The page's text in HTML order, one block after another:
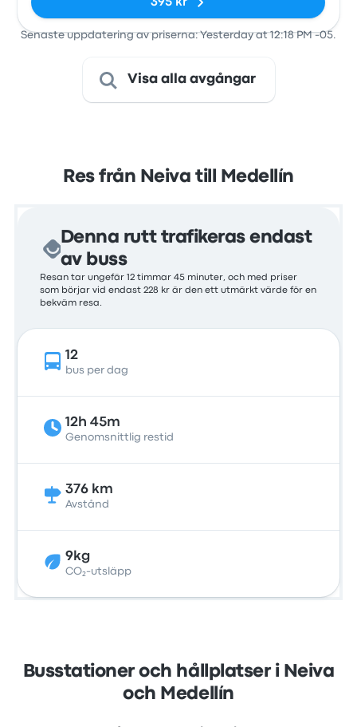
395 kr
Senaste uppdatering av priserna: Yesterday at 12:18 PM -05.
Visa alla avgångar
Res från Neiva till Medellín
Denna rutt trafikeras endast
av buss
Resan tar ungefär 12 timmar 45 minuter, och med priser
som börjar vid endast 228 kr är den ett utmärkt värde för en
bekväm resa.
12
bus per dag
12h 45m
Genomsnittlig restid
376 km
Avstånd
9kg
CO₂-utsläpp
Busstationer och hållplatser i Neiva
och Medellín